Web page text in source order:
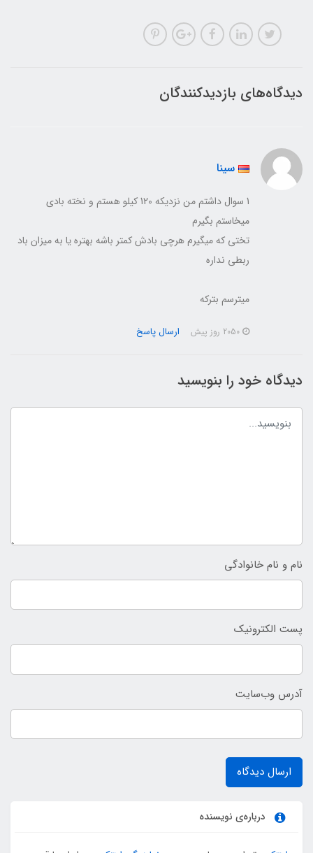
دیدگاه‌های بازدیدکنندگان
سینا
1 سوال داشتم من نزدیکه 120 کیلو هستم و نخته بادی
میخاستم بگیرم
تختی که میگیرم هرچی بادش کمتر باشه بهتره یا به میزان باد
ربطی نداره
میترسم بترکه
ارسال پاسخ
دیدگاه خود را بنویسید
نام و نام خانوادگی
پست الکترونیک
آدرس وب‌سایت
ارسال دیدگاه
درباره‌ی نویسنده